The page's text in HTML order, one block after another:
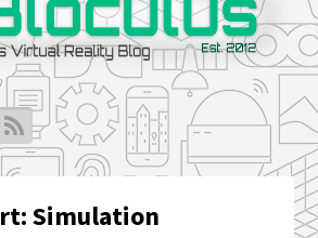
Simulation